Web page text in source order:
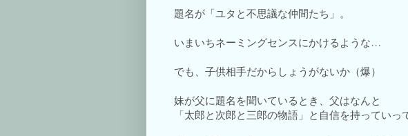
題名が「ユタと不思議な仲間たち」。
いまいちネーミングセンスにかけるような…
でも、子供相手だからしょうがないか（爆）
妹が父に題名を聞いているとき、父はなんと
「太郎と次郎と三郎の物語」と自信を持ってい